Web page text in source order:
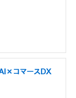
コマースDX